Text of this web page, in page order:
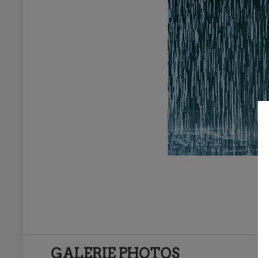
GALERIE PHOTOS